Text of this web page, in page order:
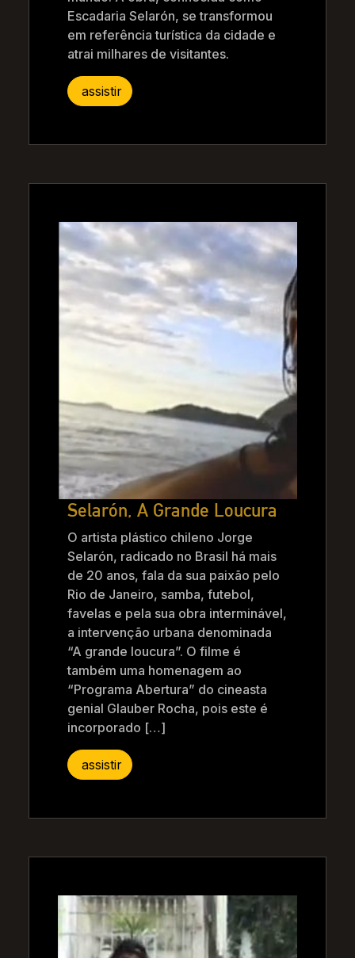
Escadaria Selarón, se transformou
em referência turística da cidade e
atrai milhares de visitantes.
assistir
Selarón, A Grande Loucura
O artista plástico chileno Jorge
Selarón, radicado no Brasil há mais
de 20 anos, fala da sua paixão pelo
Rio de Janeiro, samba, futebol,
favelas e pela sua obra interminável,
a intervenção urbana denominada
“A grande loucura”. O filme é
também uma homenagem ao
“Programa Abertura” do cineasta
genial Glauber Rocha, pois este é
incorporado […]
assistir